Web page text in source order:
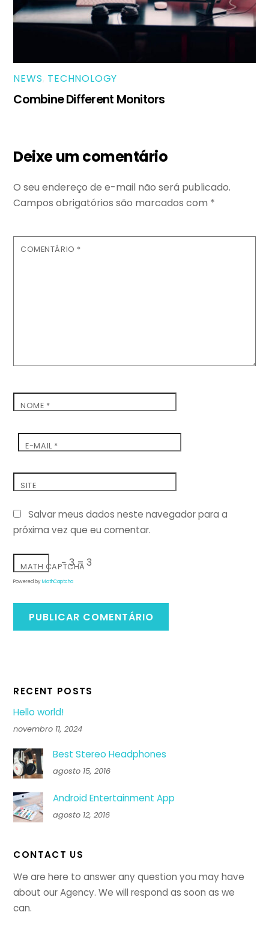
NEWS TECHNOLOGY
Combine Different Monitors
Deixe um comentário
O seu endereço de e-mail não será publicado.
Campos obrigatórios são marcados com *
COMENTÁRIO *
NOME *
E-MAIL *
SITE
Salvar meus dados neste navegador para a
próxima vez que eu comentar.
MATH CAPTCHA
− 3 = 3
Powered byMathCaptcha
RECENT POSTS
Hello world!
novembro 11, 2024
Best Stereo Headphones
agosto 15, 2016
Android Entertainment App
agosto 12, 2016
CONTACT US
We are here to answer any question you may have
about our Agency. We will respond as soon as we
can.